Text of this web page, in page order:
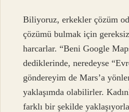
Biliyoruz, erkekler çözüm
çözümü bulmak için
harcarlar. “Beni Google
dediklerinde, neredeyse
göndereyim de Mars’a
yaklaşımda olabilirler.
farklı bir şekilde